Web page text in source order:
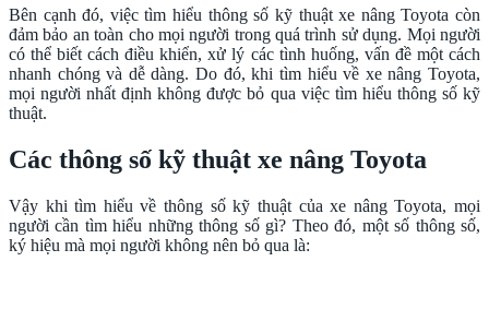
Bên cạnh đó, việc tìm hiểu thông số kỹ thuật xe nâng Toyota còn
đảm bảo an toàn cho mọi người trong quá trình sử dụng. Mọi người
có thể biết cách điều khiển, xử lý các tình huống, vấn đề một cách
nhanh chóng và dễ dàng. Do đó, khi tìm hiểu về xe nâng Toyota,
mọi người nhất định không được bỏ qua việc tìm hiểu thông số kỹ
thuật.
Các thông số kỹ thuật xe nâng Toyota
Vậy khi tìm hiểu về thông số kỹ thuật của xe nâng Toyota, mọi
người cần tìm hiểu những thông số gì? Theo đó, một số thông số,
ký hiệu mà mọi người không nên bỏ qua là: